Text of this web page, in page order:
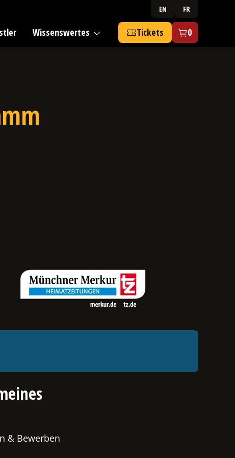
Wissenswertes
EN FR
Tickets 0
& Bewerben